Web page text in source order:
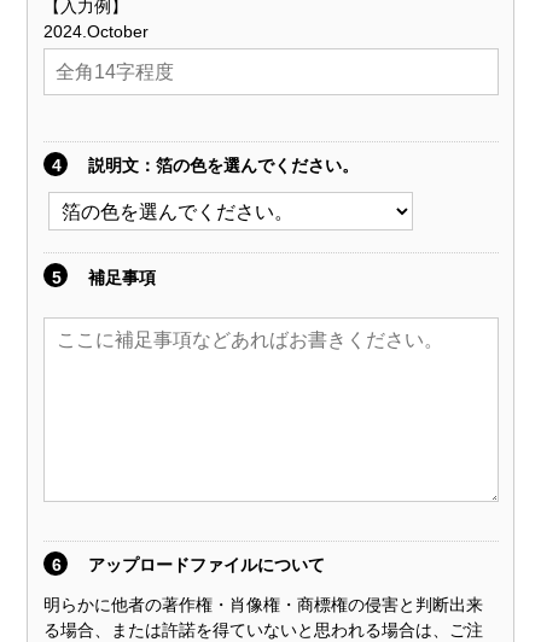
【入力例】
2024.October
4 説明文 ：箔の色を選んでください。
5 補足事項
6 アップロードファイルについて
明らかに他者の著作権・肖像権・商標権の侵害と判断出来
る場合、または許諾を得ていないと思われる場合は、ご注